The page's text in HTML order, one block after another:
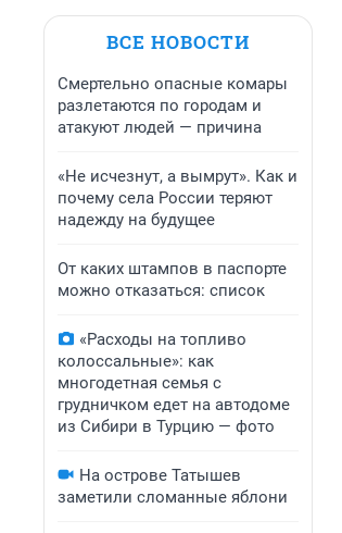
ВСЕ НОВОСТИ
Смертельно опасные комары
разлетаются по городам и
атакуют людей — причина
«Не исчезнут, а вымрут». Как и
почему села России теряют
надежду на будущее
От каких штампов в паспорте
можно отказаться: список
«Расходы на топливо
колоссальные»: как
многодетная семья с
грудничком едет на автодоме
из Сибири в Турцию — фото
На острове Татышев
заметили сломанные яблони